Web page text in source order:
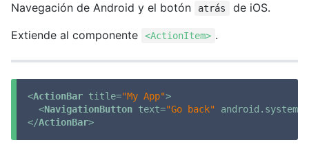
Navegación de Android y el botón
atrás
de iOS.
Extiende al componente
<ActionItem> .
<ActionBar title="My App">
<NavigationButton text="Go back"
</ActionBar>